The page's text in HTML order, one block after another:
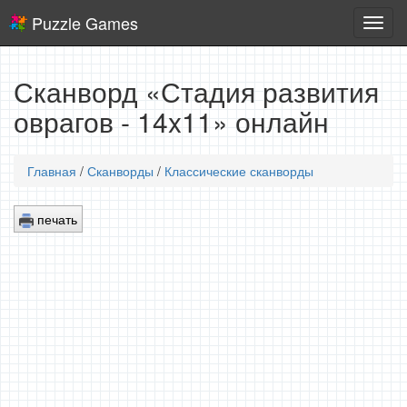
игры
Puzzle Games
Сканворд «Стадия развития
оврагов - 14x11» онлайн
Главная / Сканворды / Классические сканворды
печать